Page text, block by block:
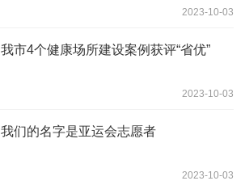
2023-10-03
我市4个健康场所建设案例获评“省优”
2023-10-03
我们的名字是亚运会志愿者
2023-10-03